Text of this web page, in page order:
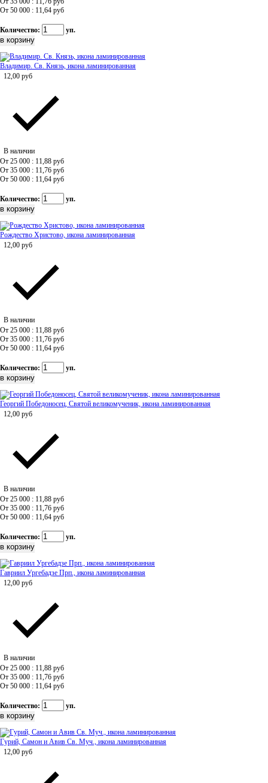
От 50 000 : 11,64 руб
Количество: уп.
Владимир. Св. Князь, икона ламинированная
12,00 руб
В наличии
От 25 000 : 11,88 руб
От 35 000 : 11,76 руб
От 50 000 : 11,64 руб
Количество: уп.
Рождество Христово, икона ламинированная
12,00 руб
В наличии
От 25 000 : 11,88 руб
От 35 000 : 11,76 руб
От 50 000 : 11,64 руб
Количество: уп.
Георгий Победоносец, Святой великомученик, икона ламинированная
12,00 руб
В наличии
От 25 000 : 11,88 руб
От 35 000 : 11,76 руб
От 50 000 : 11,64 руб
Количество: уп.
Гавриил Ургебадзе Прп., икона ламинированная
12,00 руб
В наличии
От 25 000 : 11,88 руб
От 35 000 : 11,76 руб
От 50 000 : 11,64 руб
Количество: уп.
Гурий, Самон и Авив Св. Муч., икона ламинированная
12,00 руб